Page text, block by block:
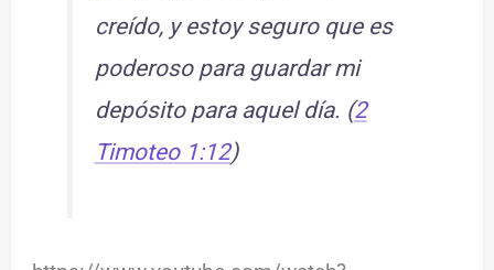
creído, y estoy seguro que es
poderoso para guardar mi
depósito para aquel día. (2
Timoteo 1:12)